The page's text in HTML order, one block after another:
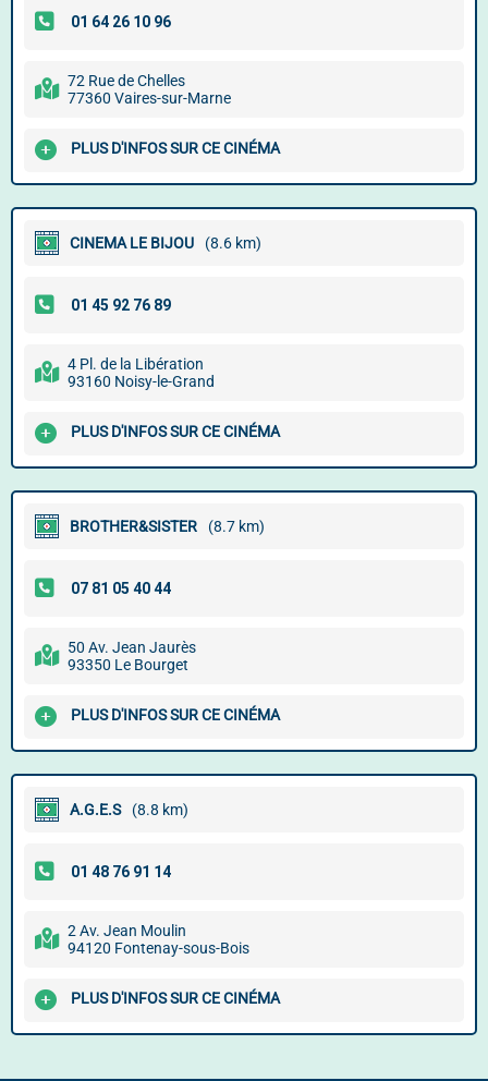
72 Rue de Chelles
77360 Vaires-sur-Marne
PLUS D'INFOS SUR CE CINÉMA
CINEMA LE BIJOU (8.6 km)
4 Pl. de la Libération
93160 Noisy-le-Grand
PLUS D'INFOS SUR CE CINÉMA
BROTHER&SISTER (8.7 km)
50 Av. Jean Jaurès
93350 Le Bourget
PLUS D'INFOS SUR CE CINÉMA
A.G.E.S (8.8 km)
2 Av. Jean Moulin
94120 Fontenay-sous-Bois
PLUS D'INFOS SUR CE CINÉMA